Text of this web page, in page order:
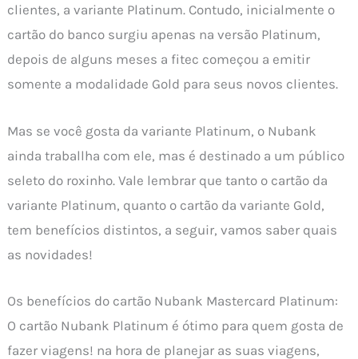
clientes, a variante Platinum. Contudo, inicialmente o
cartão do banco surgiu apenas na versão Platinum,
depois de alguns meses a fitec começou a emitir
somente a modalidade Gold para seus novos clientes.
Mas se você gosta da variante Platinum, o Nubank
ainda traballha com ele, mas é destinado a um público
seleto do roxinho. Vale lembrar que tanto o cartão da
variante Platinum, quanto o cartão da variante Gold,
tem benefícios distintos, a seguir, vamos saber quais
as novidades!
Os benefícios do cartão Nubank Mastercard Platinum:
O cartão Nubank Platinum é ótimo para quem gosta de
fazer viagens! na hora de planejar as suas viagens,